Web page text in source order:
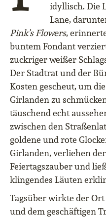
idyllisch. Die
Lane,
Pink’s Flowers,
buntem Fondant
zuckriger weißer
Der Stadtrat und der
Kosten gescheut, um
Girlanden zu
täuschend echt
zwischen den
goldene und rote
Girlanden, verliehen
Feiertagszauber und
klingendes Läuten
Tagsüber wirkte der
und dem geschäftigen